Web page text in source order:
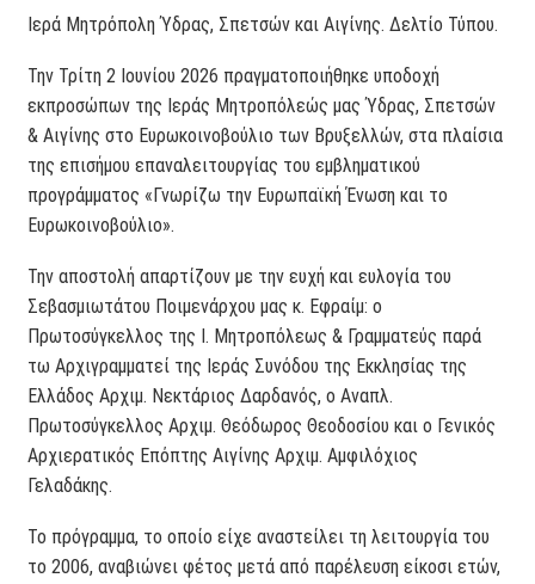
Ιερά Μητρόπολη Ύδρας, Σπετσών και Αιγίνης. Δελτίο Τύπου.
Την Τρίτη 2 Ιουνίου 2026 πραγματοποιήθηκε υποδοχή
εκπροσώπων της Ιεράς Μητροπόλεώς μας Ύδρας, Σπετσών
& Αιγίνης στο Ευρωκοινοβούλιο των Βρυξελλών, στα πλαίσια
της επισήμου επαναλειτουργίας του εμβληματικού
προγράμματος «Γνωρίζω την Ευρωπαϊκή Ένωση και το
Ευρωκοινοβούλιο».
Την αποστολή απαρτίζουν με την ευχή και ευλογία του
Σεβασμιωτάτου Ποιμενάρχου μας κ. Εφραίμ: ο
Πρωτοσύγκελλος της Ι. Μητροπόλεως & Γραμματεύς παρά
τω Αρχιγραμματεί της Ιεράς Συνόδου της Εκκλησίας της
Ελλάδος Αρχιμ. Νεκτάριος Δαρδανός, ο Αναπλ.
Πρωτοσύγκελλος Αρχιμ. Θεόδωρος Θεοδοσίου και ο Γενικός
Αρχιερατικός Επόπτης Αιγίνης Αρχιμ. Αμφιλόχιος
Γελαδάκης.
Το πρόγραμμα, το οποίο είχε αναστείλει τη λειτουργία του
το 2006, αναβιώνει φέτος μετά από παρέλευση είκοσι ετών,